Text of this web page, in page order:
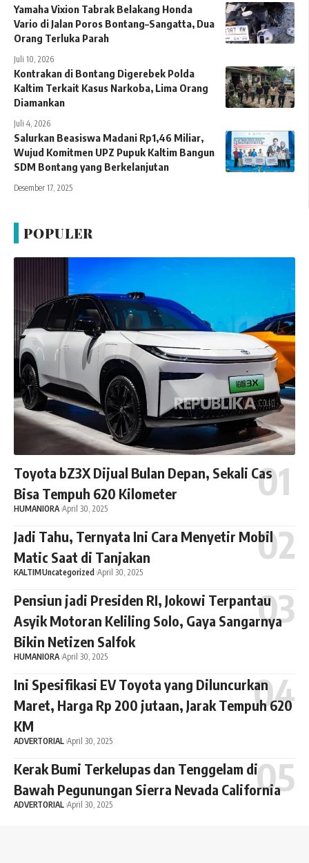
Yamaha Vixion Tabrak Belakang Honda
Vario di Jalan Poros Bontang–Sangatta, Dua
Orang Terluka Parah
Juli 10, 2026
Kontrakan di Bontang Digerebek Polda
Kaltim Terkait Kasus Narkoba, Lima Orang
Diamankan
Juli 4, 2026
Salurkan Beasiswa Madani Rp1,46 Miliar,
Wujud Komitmen UPZ Pupuk Kaltim Bangun
SDM Bontang yang Berkelanjutan
Desember 17, 2025
POPULER
Toyota bZ3X Dijual Bulan Depan, Sekali Cas
Bisa Tempuh 620 Kilometer
HUMANIORA April 30, 2025
Jadi Tahu, Ternyata Ini Cara Menyetir Mobil
Matic Saat di Tanjakan
KALTIMUncategorized April 30, 2025
Pensiun jadi Presiden RI, Jokowi Terpantau
Asyik Motoran Keliling Solo, Gaya Sangarnya
Bikin Netizen Salfok
HUMANIORA April 30, 2025
Ini Spesifikasi EV Toyota yang Diluncurkan
Maret, Harga Rp 200 jutaan, Jarak Tempuh 620
KM
ADVERTORIAL April 30, 2025
Kerak Bumi Terkelupas dan Tenggelam di
Bawah Pegunungan Sierra Nevada California
ADVERTORIAL April 30, 2025